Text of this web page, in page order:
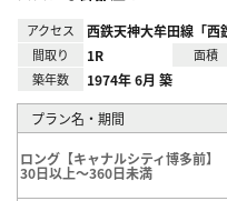
アクセス 西鉄天神大牟田線「西
間取り 1R 面積
築年数 1974年 6月 築
プラン名・期間
ロング【キャナルシティ博多前】
30日以上～360日未満